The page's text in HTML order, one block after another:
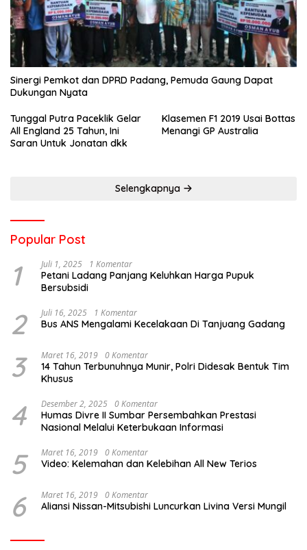
Sinergi Pemkot dan DPRD Padang, Pemuda Gaung Dapat
Dukungan Nyata
Tunggal Putra Paceklik Gelar
All England 25 Tahun, Ini
Saran Untuk Jonatan dkk
Klasemen F1 2019 Usai Bottas
Menangi GP Australia
Selengkapnya
Popular Post
1 Juli 1, 2025 1 Komentar
Petani Ladang Panjang Keluhkan Harga Pupuk
Bersubsidi
2 Juli 16, 2025 1 Komentar
Bus ANS Mengalami Kecelakaan Di Tanjuang Gadang
3 Maret 16, 2019 0 Komentar
14 Tahun Terbunuhnya Munir, Polri Didesak Bentuk Tim
Khusus
4 Desember 2, 2025 0 Komentar
Humas Divre II Sumbar Persembahkan Prestasi
Nasional Melalui Keterbukaan Informasi
5 Maret 16, 2019 0 Komentar
Video: Kelemahan dan Kelebihan All New Terios
6 Maret 16, 2019 0 Komentar
Aliansi Nissan-Mitsubishi Luncurkan Livina Versi Mungil